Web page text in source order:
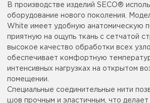
В производстве изделий SECO®
оборудование нового поколения.
White имеет удобную анатомическую
приятную на ощупь ткань с сетчатой
высокое качество обработки всех
обеспечивает комфортную
интенсивных нагрузках на открытом
помещении.
Специальные соединительные нити
шов прочным и эластичным, что